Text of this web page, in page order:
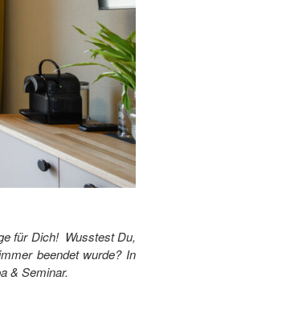
für Dich! Wusstest Du,
beendet wurde? In
& Seminar.